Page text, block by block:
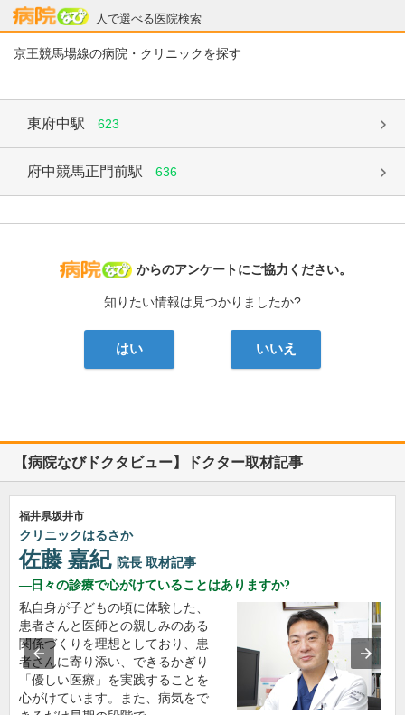
人で選べる医院検索
病院なび
京王競馬場線の病院・クリニックを探す
東府中駅 623
府中競馬正門前駅 636
病院なび
からのアンケートにご協力ください。
知りたい情報は見つかりましたか?
はい いいえ
【病院なびドクタビュー】ドクター取材記事
福井県坂井市
クリニックはるさか
佐藤 嘉紀 院長 取材記事
日々の診療で心がけていることはありますか?
私自身が子どもの頃に体験した、
患者さんと医師との親しみのある
関係づくりを理想としており、患
者さんに寄り添い、できるかぎり
「優しい医療」を実践することを
心がけています。また、病気をで